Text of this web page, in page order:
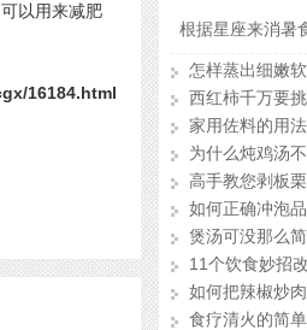
以用来减肥
16184.html
根据星座来消暑
怎样蒸出细嫩
西红柿千万要
家用佐料的用法
为什么炖鸡汤
高手教您剥板栗
如何正确冲泡
煲汤可没那么
11个饮食妙招
如何把辣椒炒
食疗清火的简